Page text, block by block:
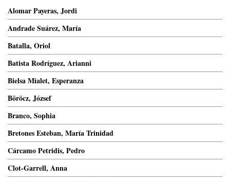
Alomar Payeras, Jordi
Andrade Suárez, María
Batalla, Oriol
Batista Rodríguez, Arianni
Bielsa Mialet, Esperanza
Böröcz, József
Branco, Sophia
Bretones Esteban, María Trinidad
Cárcamo Petridis, Pedro
Clot-Garrell, Anna